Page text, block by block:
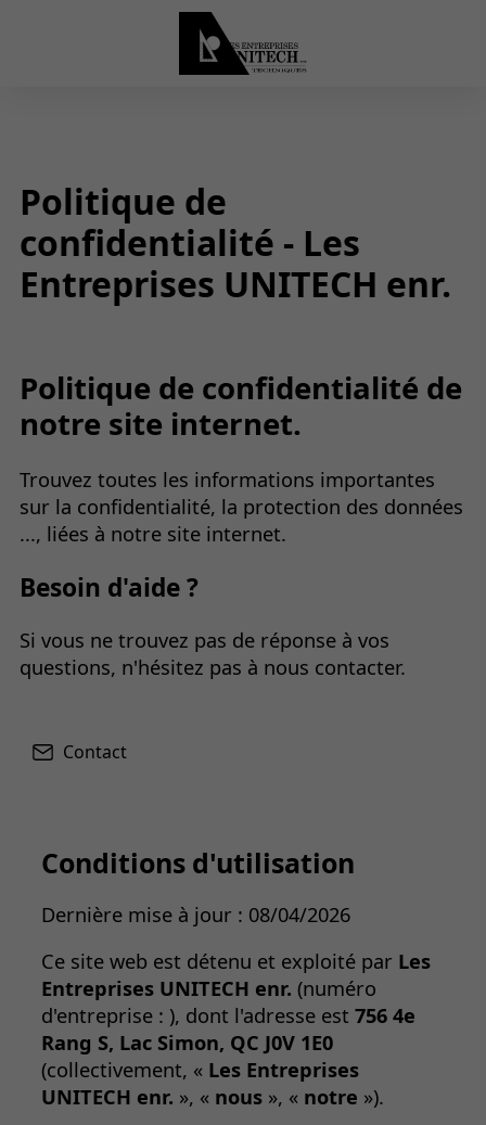
Politique de
confidentialité - Les
Entreprises UNITECH enr.
Politique de confidentialité de
notre site internet.
Trouvez toutes les informations importantes
sur la confidentialité, la protection des données
..., liées à notre site internet.
Besoin d'aide ?
Si vous ne trouvez pas de réponse à vos
questions, n'hésitez pas à nous contacter.
Contact
Conditions d'utilisation
Dernière mise à jour : 08/04/2026
Ce site web est détenu et exploité par Les
Entreprises UNITECH enr. (numéro
d'entreprise : ), dont l'adresse est 756 4e
Rang S, Lac Simon, QC J0V 1E0
(collectivement, « Les Entreprises
UNITECH enr. », « nous», « notre »).